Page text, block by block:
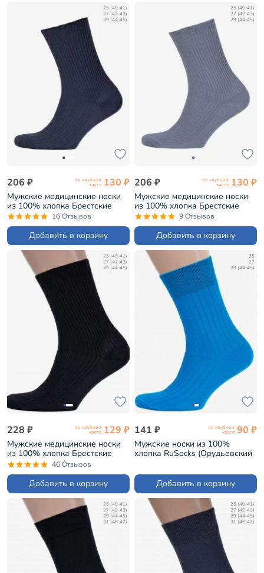
25 (40-41)
27 (42-43)
29 (44-45)
206 ₽ по клубной
карте 130 ₽
Мужские медицинские носки
из 100% хлопка Брестские
(БЧК) рис. 009, ТЕМНО-СЕРЫЕ
(14С2221)
16 Отзывов
Добавить в корзину
25 (40-41)
27 (42-43)
29 (44-45)
206 ₽ по клубной
карте 130 ₽
Мужские медицинские носки
из 100% хлопка Брестские
(БЧК) рис. 009, СВЕТЛО-СЕРЫЕ
(14С2221)
9 Отзывов
Добавить в корзину
25 (40-41)
27 (42-43)
29 (44-45)
228 ₽ по клубной
карте 129 ₽
Мужские медицинские носки
из 100% хлопка Брестские
(БЧК) рис. 009, ЧЕРНЫЕ
(14С2221)
46 Отзывов
Добавить в корзину
25
27
29 (44-45)
141 ₽ по клубной
карте 90 ₽
Мужские носки из 100%
хлопка RuSocks (Орудьевский
БИРЮЗОВЫЕ (М3-11001)
Добавить в корзину
25 (40-41)
27 (42-43)
29 (44-45)
31 (46-47)
25 (40-41)
27 (42-43)
29 (44-45)
31 (46-47)